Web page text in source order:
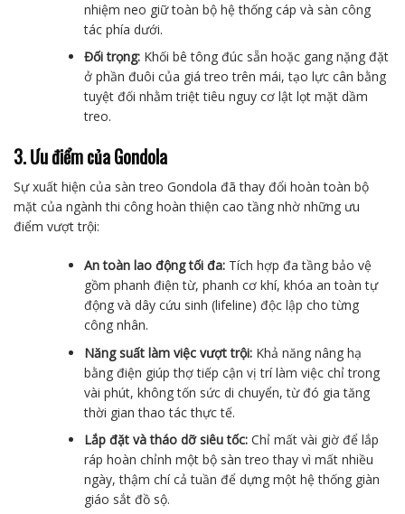
nhiệm neo giữ toàn bộ hệ thống cáp và sàn công
tác phía dưới.
Đối trọng: Khối bê tông đúc sẵn hoặc gang nặng đặt
ở phần đuôi của giá treo trên mái, tạo lực cân bằng
tuyệt đối nhằm triệt tiêu nguy cơ lật lọt mặt dầm
treo.
3. Ưu điểm của Gondola
Sự xuất hiện của sàn treo Gondola đã thay đổi hoàn toàn bộ
mặt của ngành thi công hoàn thiện cao tầng nhờ những ưu
điểm vượt trội:
An toàn lao động tối đa: Tích hợp đa tầng bảo vệ
gồm phanh điện từ, phanh cơ khí, khóa an toàn tự
động và dây cứu sinh (lifeline) độc lập cho từng
công nhân.
Năng suất làm việc vượt trội: Khả năng nâng hạ
bằng điện giúp thợ tiếp cận vị trí làm việc chỉ trong
vài phút, không tốn sức di chuyển, từ đó gia tăng
thời gian thao tác thực tế.
Lắp đặt và tháo dỡ siêu tốc: Chỉ mất vài giờ để lắp
ráp hoàn chỉnh một bộ sàn treo thay vì mất nhiều
ngày, thậm chí cả tuần để dựng một hệ thống giàn
giáo sắt đồ sộ.